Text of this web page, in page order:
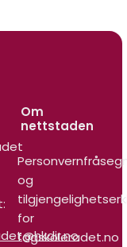
Om
nettstaden
og
for
fagskoleradet.no